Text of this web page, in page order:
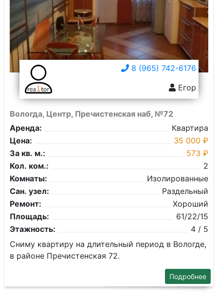
8 (965) 742-6176
Егор
Вологда, Центр, Пречистенская наб, №72
Аренда:
Квартира
Цена:
35 000 ₽
За кв. м.:
573 ₽
Кол. ком.:
2
Комнаты:
Изолированные
Сан. узел:
Раздельный
Ремонт:
Хороший
Площадь:
61/22/15
Этажность:
4 / 5
Сниму квартиру на длительный период в Вологде,
в районе Пречистенская 72.
Подробнее